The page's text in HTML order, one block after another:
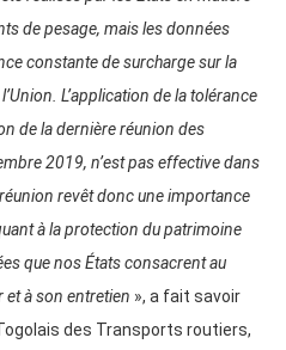
de pesage, mais les données
constante de surcharge sur la
L’application de la tolérance
de la dernière réunion des
2019, n’est pas effective dans
revêt donc une importance
à la protection du patrimoine
que nos États consacrent au
et à son entretien », a fait savoir
des Transports routiers,